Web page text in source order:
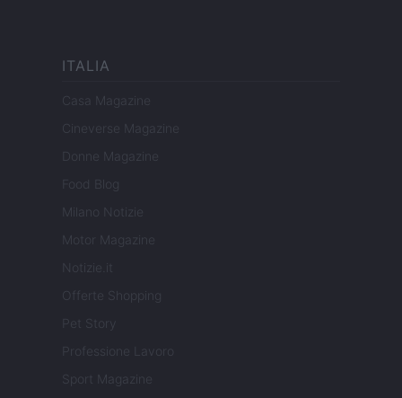
ITALIA
Casa Magazine
Cineverse Magazine
Donne Magazine
Food Blog
Milano Notizie
Motor Magazine
Notizie.it
Offerte Shopping
Pet Story
Professione Lavoro
Sport Magazine